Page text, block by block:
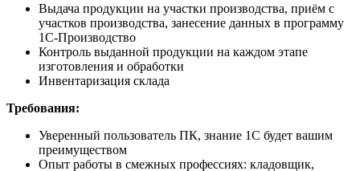
Выдача продукции на участки производства, приём с
участков производства, занесение данных в программу
1С-Производство
Контроль выданной продукции на каждом этапе
изготовления и обработки
Инвентаризация склада
Требования:
Уверенный пользователь ПК, знание 1С будет вашим
преимуществом
Опыт работы в смежных профессиях: кладовщик,